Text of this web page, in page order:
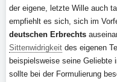
der eigene, letzte Wille auch
empfiehlt es sich, sich im
deutschen Erbrechts
Sittenwidrigkeit des eigenen
beispielsweise seine Geliebte
sollte bei der Formulierung